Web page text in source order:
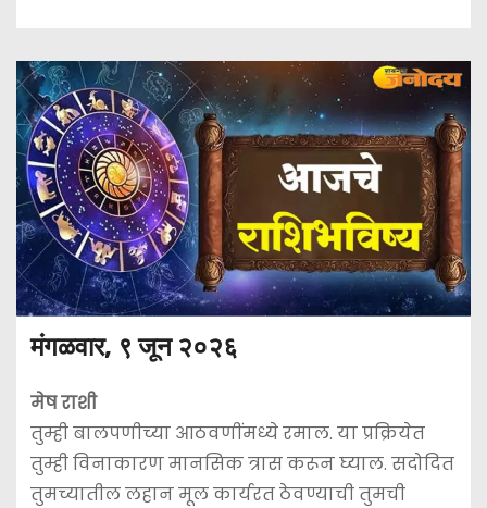
मंगळवार, ९ जून २०२६
मेष राशी
तुम्ही बालपणीच्या आठवणींमध्ये रमाल. या प्रक्रियेत
तुम्ही विनाकारण मानसिक त्रास करून घ्याल. सदोदित
तुमच्यातील लहान मूल कार्यरत ठेवण्याची तुमची